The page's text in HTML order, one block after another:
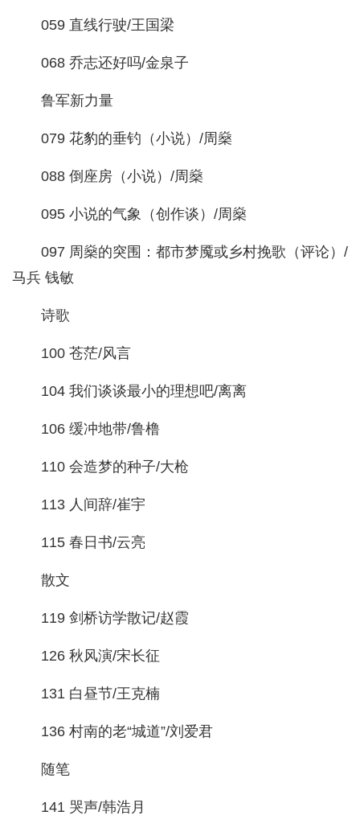
059 直线行驶/王国梁
068 乔志还好吗/金泉子
鲁军新力量
079 花豹的垂钓（小说）/周燊
088 倒座房（小说）/周燊
095 小说的气象（创作谈）/周燊
097 周燊的突围：都市梦魇或乡村挽歌（评论）/
马兵 钱敏
诗歌
100 苍茫/风言
104 我们谈谈最小的理想吧/离离
106 缓冲地带/鲁橹
110 会造梦的种子/大枪
113 人间辞/崔宇
115 春日书/云亮
散文
119 剑桥访学散记/赵霞
126 秋风演/宋长征
131 白昼节/王克楠
136 村南的老“城道”/刘爱君
随笔
141 哭声/韩浩月